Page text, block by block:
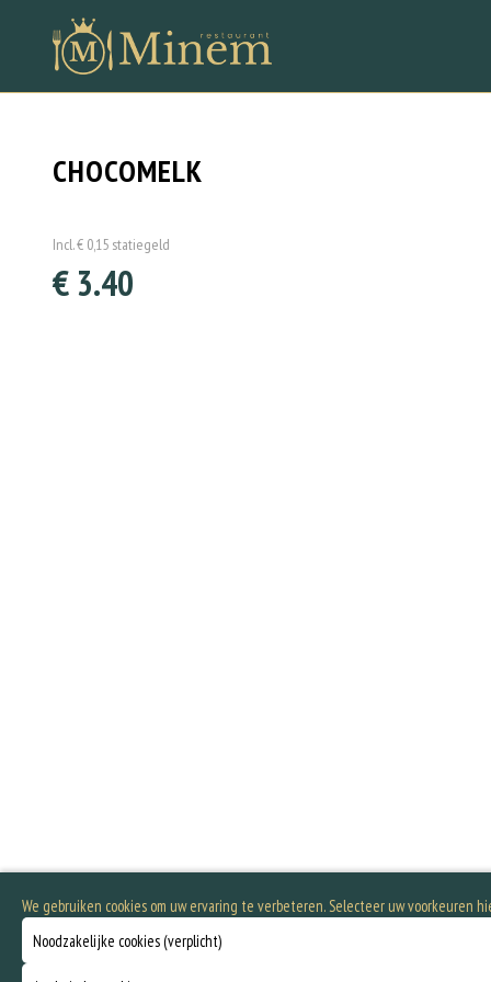
CHOCOMELK
Incl. € 0,15 statiegeld
€ 3.40
We gebruiken cookies om uw ervaring te verbeteren. Selecteer uw voorkeuren
Noodzakelijke cookies (verplicht)